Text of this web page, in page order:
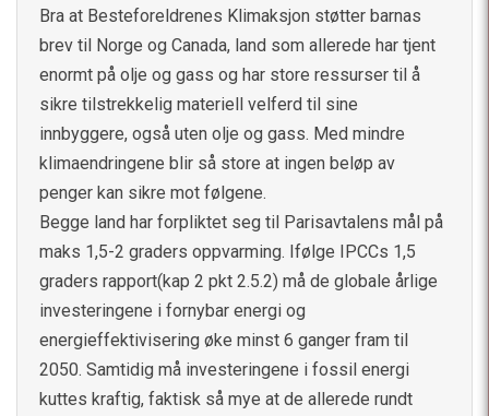
Bra at Besteforeldrenes Klimaksjon støtter barnas
brev til Norge og Canada, land som allerede har tjent
enormt på olje og gass og har store ressurser til å
sikre tilstrekkelig materiell velferd til sine
innbyggere, også uten olje og gass. Med mindre
klimaendringene blir så store at ingen beløp av
penger kan sikre mot følgene.
Begge land har forpliktet seg til Parisavtalens mål på
maks 1,5-2 graders oppvarming. Ifølge IPCCs 1,5
graders rapport(kap 2 pkt 2.5.2) må de globale årlige
investeringene i fornybar energi og
energieffektivisering øke minst 6 ganger fram til
2050. Samtidig må investeringene i fossil energi
kuttes kraftig, faktisk så mye at de allerede rundt